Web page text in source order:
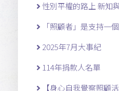
性別平權的路上 新知
「照顧者」是支持一
2025年7月大事紀
114年捐款人名單
【身心自我覺察照顧活